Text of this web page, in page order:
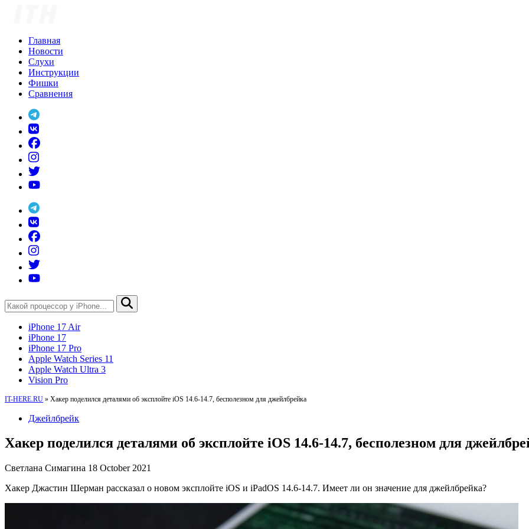
Главная
Новости
Слухи
Инструкции
Фишки
Сравнения
iPhone 17 Air
iPhone 17
iPhone 17 Pro
Apple Watch Series 11
Apple Watch Ultra 3
Vision Pro
IT-HERE.RU » Хакер поделился деталями об эксплойте iOS 14.6-14.7, бесполезном для джейлбрейка
Джейлбрейк
Хакер поделился деталями об эксплойте iOS 14.6-14.7, бесполезном для
Светлана Симагина 18 October 2021
Хакер Джастин Шерман рассказал о новом эксплойте iOS и iPadOS 14.6-14.7. Имеет ли он значение для джейлбрейка?